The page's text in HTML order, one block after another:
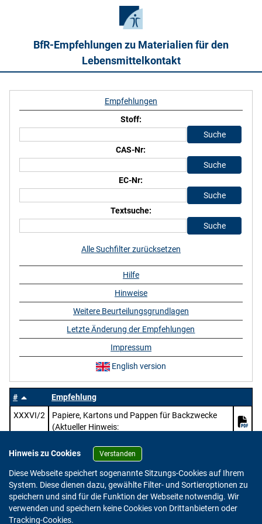
BfR-Empfehlungen zu Materialien für den
Lebensmittelkontakt
#
Empfehlung
XXXVI/2
Papiere, Kartons und Pappen für Backzwecke
(Aktueller Hinweis:
-konsultation-pruefung-des-entwurfs-zur-
ueberarbeitung-der-bfr-empfehlungen-zu-papier-
karton-und-pappe-im-lebensmittelkontakt/)
Empfehlungen
Stoff:
CAS-Nr:
EC-Nr:
Textsuche:
Alle Suchfilter zurücksetzen
Hilfe
Hinweise
Weitere Beurteilungsgrundlagen
Letzte Änderung der Empfehlungen
Impressum
English version
Hinweis zu Cookies Verstanden
Diese Webseite speichert sogenannte Sitzungs-Cookies auf Ihrem
System. Diese dienen dazu, gewählte Filter- und Sortieroptionen zu
speichern und sind für die Funktion der Webseite notwendig. Wir
verwenden und speichern keine Cookies von Drittanbietern oder
Tracking-Cookies.